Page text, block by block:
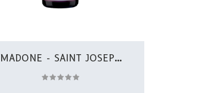
MADONE - SAINT JOSEPH